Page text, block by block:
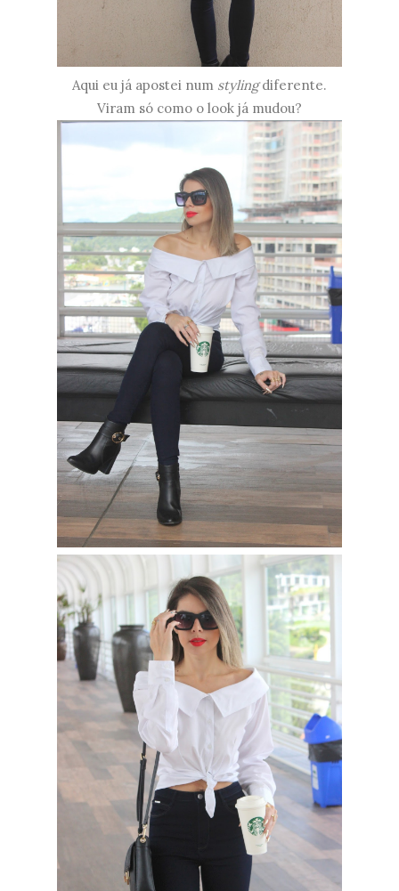
Aqui eu já apostei num stylingdiferente.
Viram só como o look já mudou?